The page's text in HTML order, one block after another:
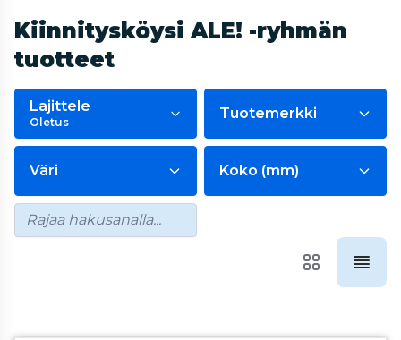
Kiinnitysköysi ALE! -ryhmän
tuotteet
Lajittele
Oletus
Tuotemerkki
Väri Koko (mm)